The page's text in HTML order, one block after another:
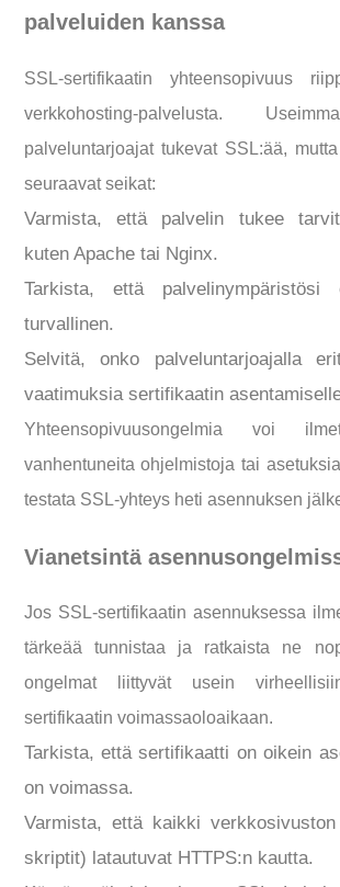
palveluiden kanssa
SSL-sertifikaatin yhteensopivuus
verkkohosting-palvelusta.
palveluntarjoajat tukevat SSL:ää,
seuraavat seikat:
Varmista, että palvelin tukee
kuten Apache tai Nginx.
Tarkista, että
turvallinen.
Selvitä, onko palveluntarjoajalla
vaatimuksia sertifikaatin
Yhteensopivuusongelmia voi
vanhentuneita ohjelmistoja tai
testata SSL-yhteys heti asennuksen
Vianetsintä
Jos SSL-sertifikaatin asennuksessa
tärkeää tunnistaa ja ratkaista ne
ongelmat liittyvät usein
sertifikaatin voimassaoloaikaan.
Tarkista, että sertifikaatti on oikein
on voimassa.
Varmista, että kaikki
skriptit) latautuvat HTTPS:n kautta.